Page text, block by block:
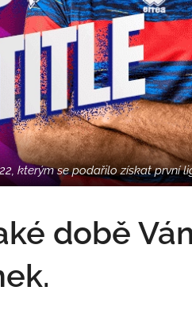
kterým se podařilo získat první
době